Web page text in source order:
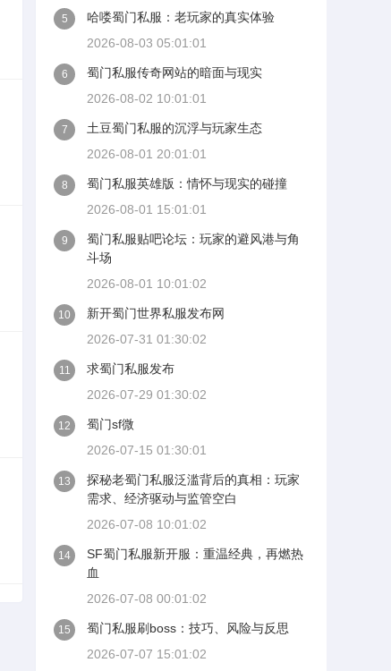
5
哈喽蜀门私服：老玩家的真实体验
2026-08-03 05:01:01
6
蜀门私服传奇网站的暗面与现实
2026-08-02 10:01:01
7
土豆蜀门私服的沉浮与玩家生态
2026-08-01 20:01:01
8
蜀门私服英雄版：情怀与现实的碰撞
2026-08-01 15:01:01
9
蜀门私服贴吧论坛：玩家的避风港与角
斗场
2026-08-01 10:01:02
10
新开蜀门世界私服发布网
2026-07-31 01:30:02
11
求蜀门私服发布
2026-07-29 01:30:02
12
蜀门sf微
2026-07-15 01:30:01
13
探秘老蜀门私服泛滥背后的真相：玩家
需求、经济驱动与监管空白
2026-07-08 10:01:02
14
SF蜀门私服新开服：重温经典，再燃热
血
2026-07-08 00:01:02
15
蜀门私服刷boss：技巧、风险与反思
2026-07-07 15:01:02